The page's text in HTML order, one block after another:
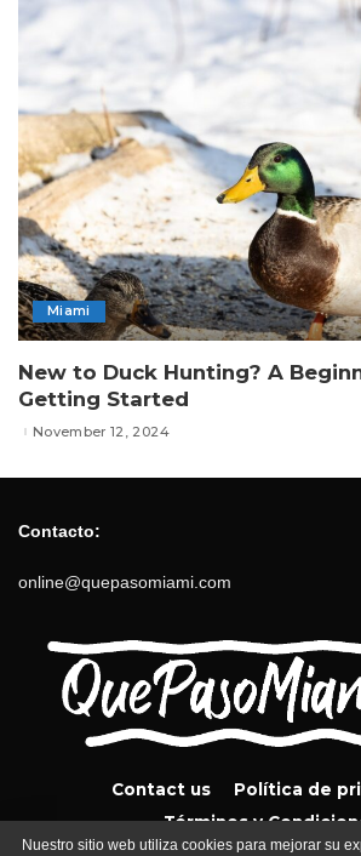
Miami
New to Duck Hunting? A
Getting Started
November 12, 2024
Contacto:
online@quepasomiami.com
Contact us
Política de
Términos y
Nuestro sitio web utiliza cookies para mejorar su